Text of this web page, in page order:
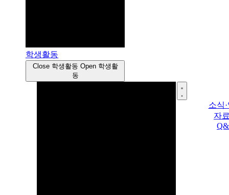
학생활동
Close 학생활동 Open 학생활
동
소식
자